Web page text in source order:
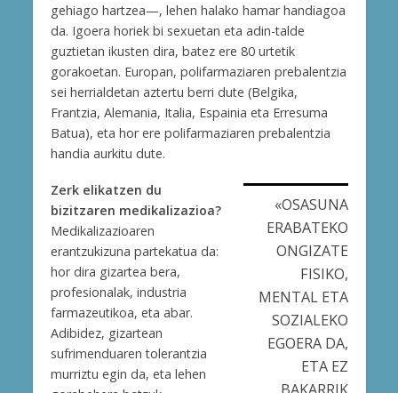
gehiago hartzea—, lehen halako hamar handiagoa
da. Igoera horiek bi sexuetan eta adin-talde
guztietan ikusten dira, batez ere 80 urtetik
gorakoetan. Europan, polifarmaziaren prebalentzia
sei herrialdetan aztertu berri dute (Belgika,
Frantzia, Alemania, Italia, Espainia eta Erresuma
Batua), eta hor ere polifarmaziaren prebalentzia
handia aurkitu dute.
«OSASUNA
ERABATEKO
ONGIZATE
FISIKO,
MENTAL ETA
SOZIALEKO
EGOERA DA,
ETA EZ
Zerk elikatzen du
bizitzaren medikalizazioa?
Medikalizazioaren
erantzukizuna partekatua da:
hor dira gizartea bera,
profesionalak, industria
farmazeutikoa, eta abar.
Adibidez, gizartean
sufrimenduaren tolerantzia
murriztu egin da, eta lehen